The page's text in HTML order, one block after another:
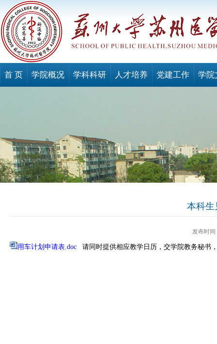
首 页 学院概况 学科科研 人才培养 党建工作 学院
本科生
发布时间
用车计划申请表.doc 请同时提供相应教学日历，交学院教务秘书